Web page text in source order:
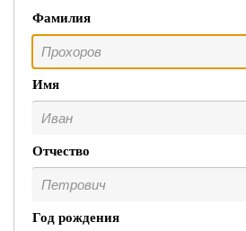
Фамилия
Имя
Отчество
Год рождения